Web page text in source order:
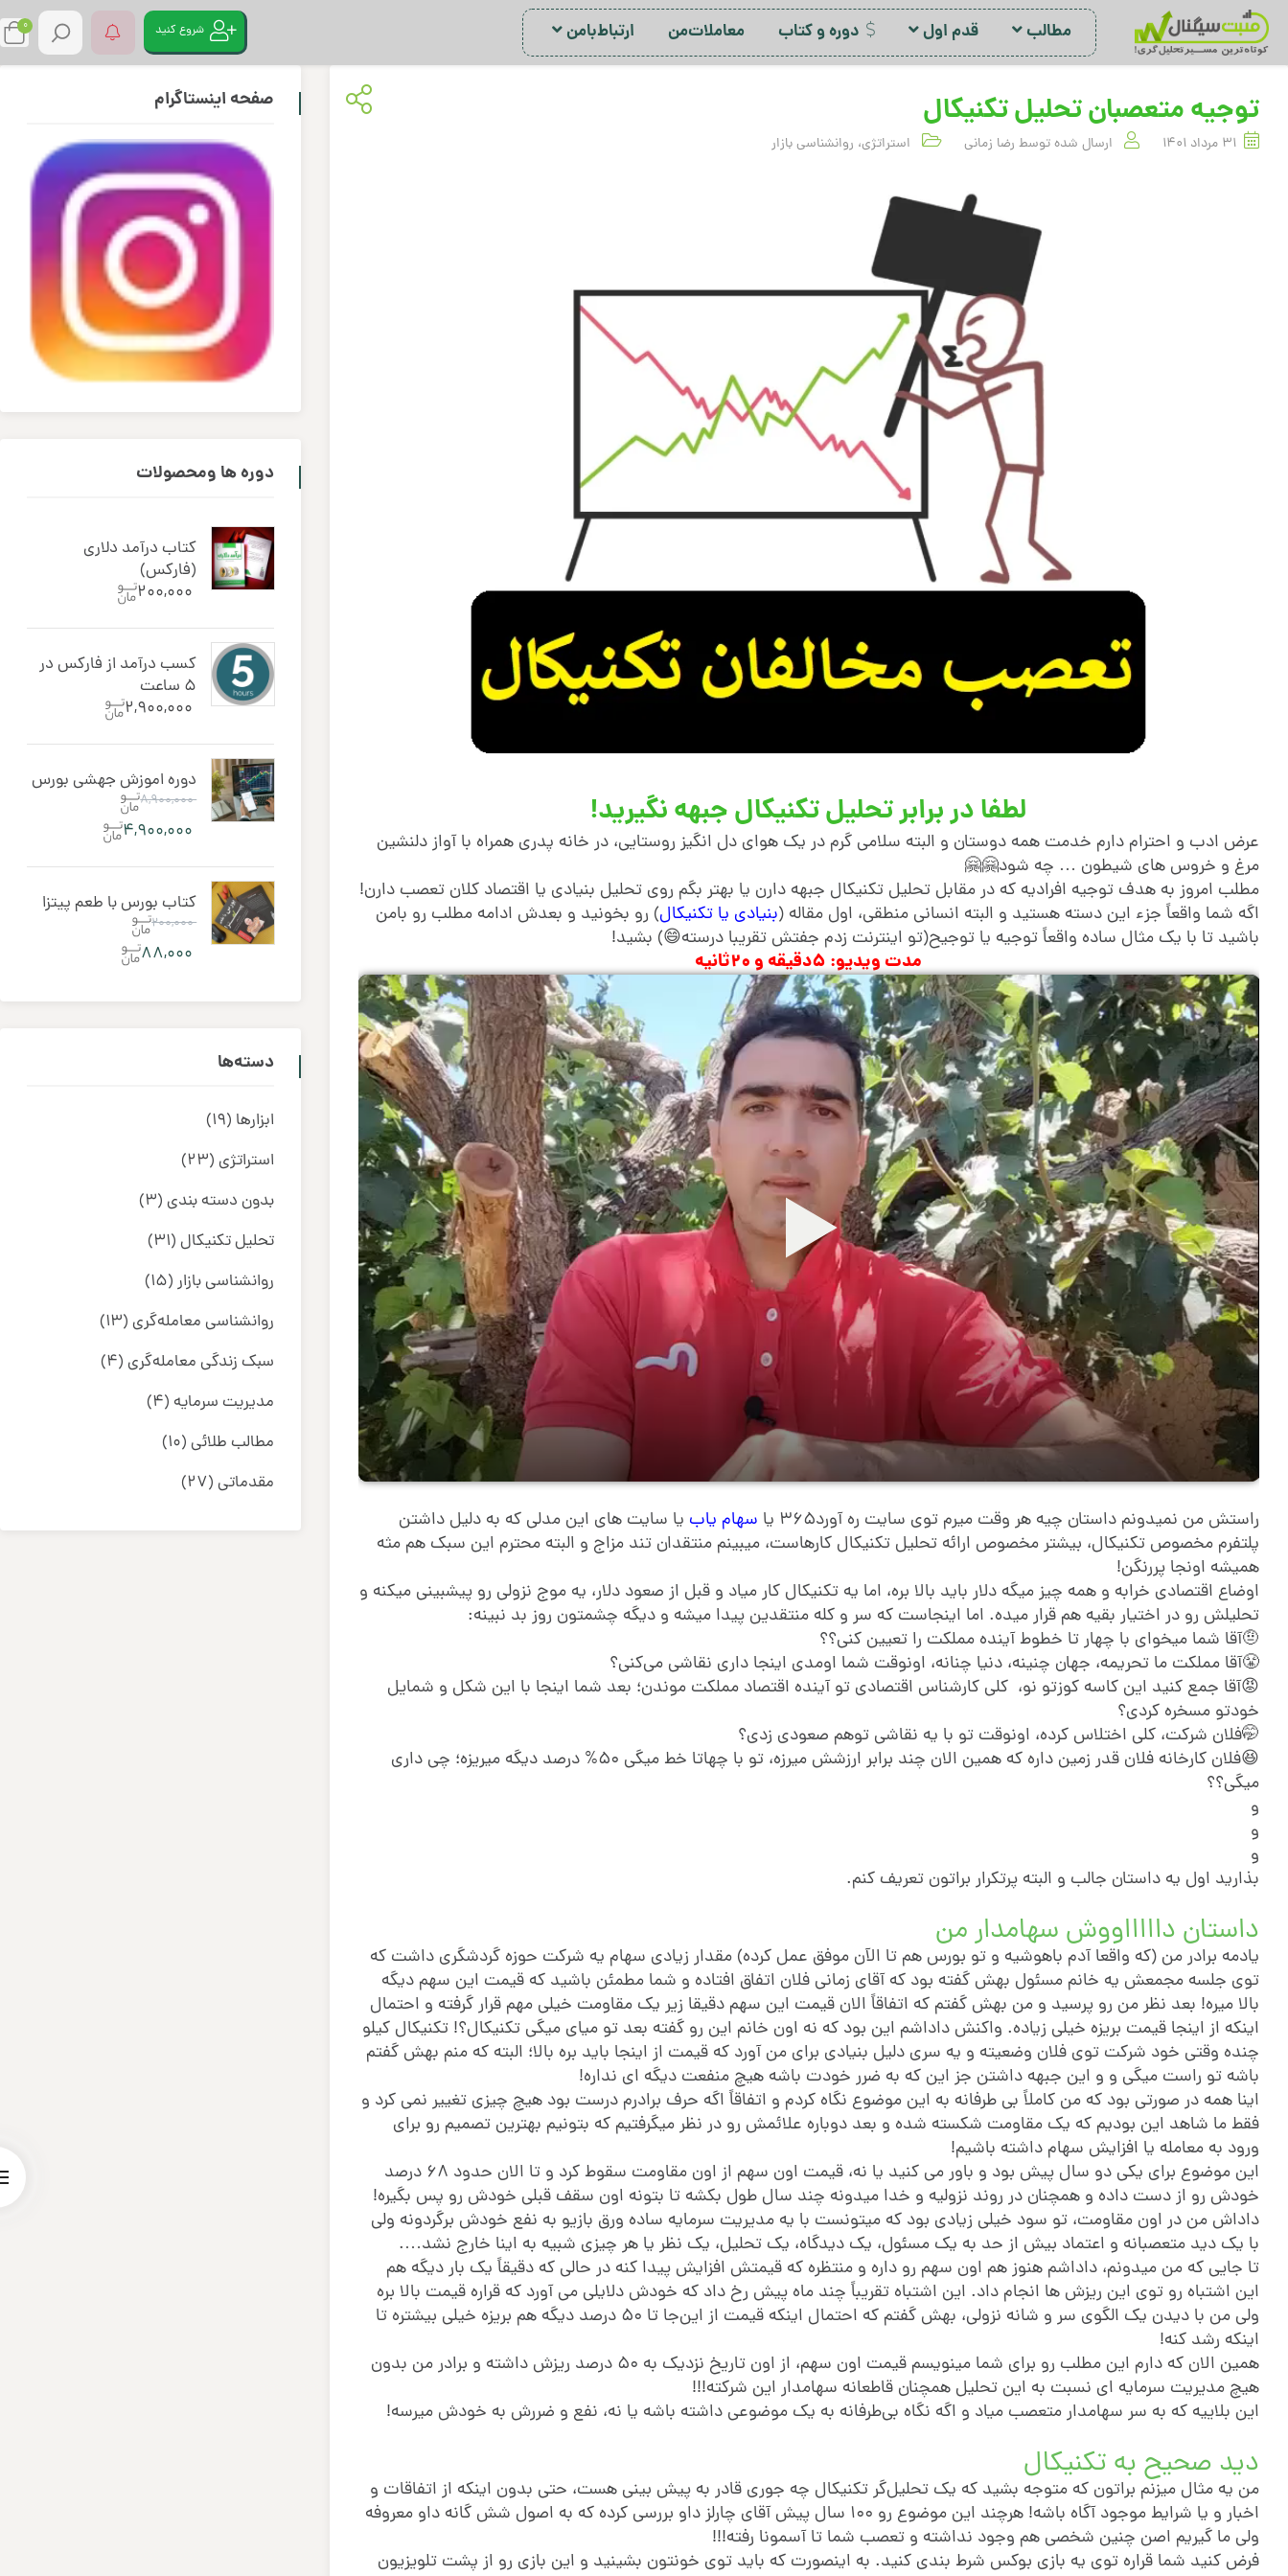
مطالب قدم اول دور‌ه‌ و کتاب معاملات‌من ارتباط‌با‌من شروع کنید 0
توجیه متعصبان تحلیل تکنیکال
31 مرداد 1401 ارسال شده توسط رضا زمانی استراتژی، روانشناسی بازار
لطفا در برابر تحلیل تکنیکال جبهه نگیرید!
عرض ادب و احترام دارم خدمت همه دوستان و البته سلامی گرم در یک هوای دل انگیز روستایی، در خانه پدری همراه با آواز دلنشین
مرغ و خروس های شیطون … چه شود🤗🤗
مطلب امروز به هدف توجیه افرادیه که در مقابل تحلیل تکنیکال جبهه دارن یا بهتر بگم روی تحلیل بنیادی یا اقتصاد کلان تعصب دارن!
اگه شما واقعاً جزء این دسته هستید و البته انسانی منطقی، اول مقاله (بنیادی یا تکنیکال) رو بخونید و بعدش ادامه مطلب رو بامن
باشید تا با یک مثال ساده واقعاً توجیه یا توجیح(تو اینترنت زدم جفتش تقریبا درسته😄) بشید!
مدت ویدیو: ۵دقیقه و ۲۰ثانیه
پ
راستش من نمیدونم داستان چیه هر وقت میرم توی سایت ره آورد365 یا سهام یاب یا سایت های این مدلی که به دلیل داشتن
پلتفرم مخصوص تکنیکال، بیشتر مخصوص ارائه تحلیل تکنیکال کارهاست، میبینم منتقدان تند مزاج و البته محترم این سبک هم مثه
همیشه اونجا پررنگن!
اوضاع اقتصادی خرابه و همه چیز میگه دلار باید بالا بره، اما یه تکنیکال کار میاد و قبل از صعود دلار، یه موج نزولی رو پیشبینی میکنه و
تحلیلش رو در اختیار بقیه هم قرار میده. اما اینجاست که سر و کله منتقدین پیدا میشه و دیگه چشمتون روز بد نبینه:
🤨آقا شما میخوای با چهار تا خطوط آینده مملکت را تعیین کنی؟؟
😤آقا مملکت ما تحریمه، جهان چنینه، دنیا چنانه، اونوقت شما اومدی اینجا داری نقاشی می‌کنی؟
😡آقا جمع کنید این کاسه کوزتو نو، کلی کارشناس اقتصادی تو آینده اقتصاد مملکت موندن؛ بعد شما اینجا با این شکل و شمایل
خودتو مسخره کردی؟
🤭فلان شرکت، کلی اختلاس کرده، اونوقت تو با یه نقاشی توهم صعودی زدی؟
😆فلان کارخانه فلان قدر زمین داره که همین الان چند برابر ارزشش میرزه، تو با چهاتا خط میگی 50% درصد دیگه میریزه؛ چی داری
میگی؟؟
و
و
و
بذارید اول یه داستان جالب و البته پرتکرار براتون تعریف کنم.
داستان داااااووش سهامدار من
یادمه برادر من (که واقعا آدم باهوشیه و تو بورس هم تا الآن موفق عمل کرده) مقدار زیادی سهام یه شرکت حوزه گردشگری داشت که
توی جلسه مجمعش یه خانم مسئول بهش گفته بود که آقای زمانی فلان اتفاق افتاده و شما مطمئن باشید که قیمت این سهم دیگه
بالا میره! بعد نظر من رو پرسید و من بهش گفتم که اتفاقاً الان قیمت این سهم دقیقا زیر یک مقاومت خیلی مهم قرار گرفته و احتمال
اینکه از اینجا قیمت بریزه خیلی زیاده. واکنش داداشم این بود که نه اون خانم این رو گفته بعد تو میای میگی تکنیکال؟! تکنیکال کیلو
چنده وقتی خود شرکت توی فلان وضعیته و یه سری دلیل بنیادی برای من آورد که قیمت از اینجا باید بره بالا؛ البته که منم بهش گفتم
باشه تو راست میگی و و این جبهه داشتن جز این که به ضرر خودت باشه هیچ منفعت دیگه ای نداره!
اینا همه در صورتی بود که من کاملاً بی طرفانه به این موضوع نگاه کردم و اتفاقاً اگه حرف برادرم درست بود هیچ چیزی تغییر نمی کرد و
فقط ما شاهد این بودیم که یک مقاومت شکسته شده و بعد دوباره علائمش رو در نظر میگرفتیم که بتونیم بهترین تصمیم رو برای
ورود به معامله یا افزایش سهام داشته باشیم!
این موضوع برای یکی دو سال پیش بود و باور می کنید یا نه، قیمت اون سهم از اون مقاومت سقوط کرد و تا الان حدود 68 درصد
خودش رو از دست داده و همچنان در روند نزولیه و خدا میدونه چند سال طول بکشه تا بتونه اون سقف قبلی خودش رو پس بگیره!
داداش من در اون مقاومت، تو سود خیلی زیادی بود که میتونست با یه مدیریت سرمایه ساده ورق بازیو به نفع خودش برگردونه ولی
با یک دید متعصبانه و اعتماد بیش از حد به یک مسئول، یک دیدگاه، یک تحلیل، یک نظر یا هر چیزی شبیه به اینا خارج نشد….
تا جایی که من میدونم، داداشم هنوز هم اون سهم رو داره و منتظره که قیمتش افزایش پیدا کنه در حالی که دقیقاً یک بار دیگه هم
این اشتباه رو توی این ریزش ها انجام داد. این اشتباه تقریباً چند ماه پیش رخ داد که خودش دلایلی می آورد که قراره قیمت بالا بره
ولی من با دیدن یک الگوی سر و شانه نزولی، بهش گفتم که احتمال اینکه قیمت از این‌جا تا ۵۰ درصد دیگه هم بریزه خیلی بیشتره تا
اینکه رشد کنه!
همین الان که دارم این مطلب رو برای شما مینویسم قیمت اون سهم، از اون تاریخ نزدیک به ۵۰ درصد ریزش داشته و برادر من بدون
هیچ مدیریت سرمایه ای نسبت به این تحلیل همچنان قاطعانه سهامدار این شرکته!!!
این بلاییه که به سر سهامدار متعصب میاد و اگه نگاه بی‌طرفانه به یک موضوعی داشته باشه یا نه، نفع و ضررش به خودش میرسه!
دید صحیح به تکنیکال
من یه مثال میزنم براتون که متوجه بشید که یک تحلیل‌گر تکنیکال چه جوری قادر به پیش بینی هست، حتی بدون اینکه از اتفاقات و
اخبار و یا شرایط موجود آگاه باشه! هرچند این موضوع رو 100 سال پیش آقای چارلز داو بررسی کرده که به اصول شش گانه داو معروفه
ولی ما گیریم اصن چنین شخصی هم وجود نداشته و تعصب شما تا آسمونا رفته!!!
فرض کنید شما قراره توی یه بازی بوکس شرط بندی کنید. به اینصورت که باید توی خونتون بشینید و این بازی رو از پشت تلویزیون
صفحه اینستاگرام
دوره ‌ها ومحصولات
کتاب درآمد دلاری
(فارکس)
۲۰۰,۰۰۰
کسب درآمد از فارکس در
5 ساعت
۲,۹۰۰,۰۰۰
دوره اموزش جهشی بورس
۸,۹۰۰,۰۰۰
قیمت
۸,۹۰۰,۰۰۰
بود.
۴,۹۰۰,۰۰۰
قیمت
۴,۹۰۰,۰۰۰ .
کتاب بورس با طعم پیتزا
۲۰۰,۰۰۰
قیمت
۲۰۰,۰۰۰
۸۸,۰۰۰
فعلی:
دسته‌ها
ابزارها (19)
استراتژی (23)
بدون دسته بندی (3)
تحلیل تکنیکال (31)
روانشناسی بازار(15)
روانشناسی معامله‌گری (13)
سبک زندگی معامله‌گری (4)
مدیریت سرمایه (4)
مطالب طلائی (10)
مقدماتی (27)